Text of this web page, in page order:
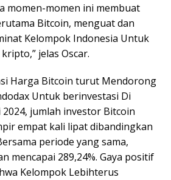
momen-momen ini membuat
Bitcoin, menguat dan
Kelompok Indonesia Untuk
jelas Oscar.
Harga Bitcoin turut Mendorong
Untuk berinvestasi Di
2024, jumlah investor Bitcoin
empat kali lipat dibandingkan
periode yang sama,
mencapai 289,24%. Gaya positif
Kelompok Lebihterus